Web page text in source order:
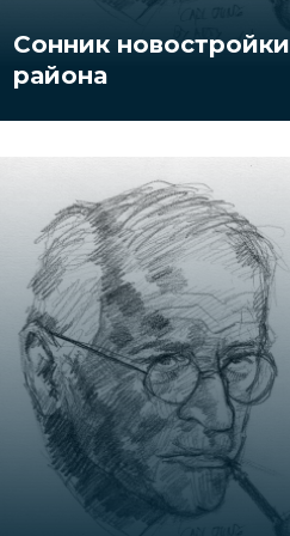
Сонник новостройки
района